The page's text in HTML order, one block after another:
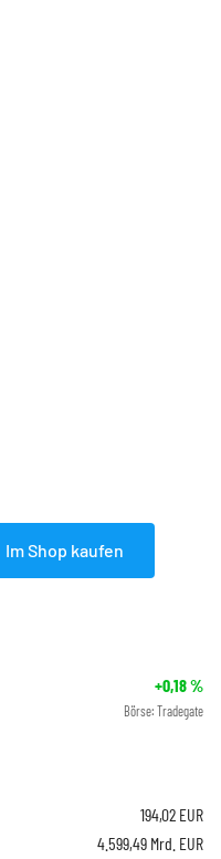
Im Shop kaufen
+0,18%
Börse: Tradegate
194,02 EUR
4.599,49 Mrd. EUR